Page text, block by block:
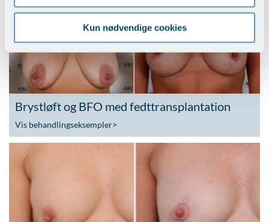
Kun nødvendige cookies
Brystløft og BFO med fedttransplantation
Vis behandlingseksempler>